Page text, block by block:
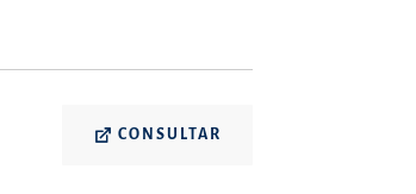
CONSULTAR